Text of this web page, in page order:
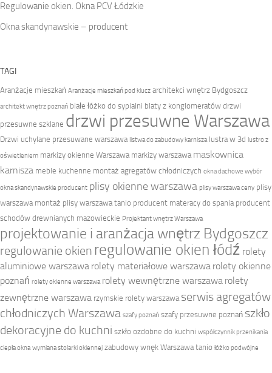
Regulowanie okien. Okna PCV Łódzkie
Okna skandynawskie – producent
TAGI
Aranżacje mieszkań Aranżacje mieszkań pod klucz architekci wnętrz Bydgoszcz
architekt wnętrz poznań białe łóżko do sypialni blaty z konglomeratów drzwi
przesuwne szklane drzwi przesuwne Warszawa
Drzwi uchylane przesuwane warszawa listwa do zabudowy karnisza lustra w 3d lustro z
oświetleniem markizy okienne Warszawa markizy warszawa maskownica
karnisza meble kuchenne montaż agregatów chłodniczych okna dachowe wybór
okna skandynawskie producent plisy okienne warszawa plisy warszawa ceny plisy
warszawa montaż plisy warszawa tanio producent materacy do spania producent
schodów drewnianych mazowieckie Projektant wnętrz Warszawa
projektowanie i aranżacja wnętrz Bydgoszcz
regulowanie okien regulowanie okien łódź rolety
aluminiowe warszawa rolety materiałowe warszawa rolety okienne
poznań rolety okienne warszawa rolety wewnętrzne warszawa rolety
zewnętrzne warszawa rzymskie rolety warszawa serwis agregatów
chłodniczych Warszawa szafy poznań szafy przesuwne poznań szkło
dekoracyjne do kuchni szkło ozdobne do kuchni współczynnik przenikania
ciepła okna wymiana stolarki okiennej zabudowy wnęk Warszawa tanio łóżko podwójne